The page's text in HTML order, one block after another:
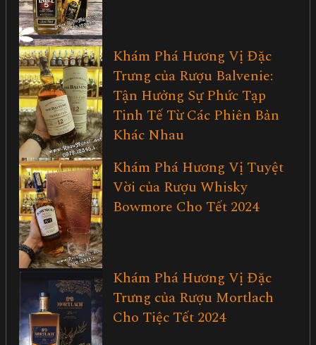
Khám Phá Hương Vị Đặc
Trưng của Rượu Balvenie:
Tận Hưởng Sự Phức Tạp
Tinh Tế Từ Các Phiên Bản
Khác Nhau
Khám Phá Hương Vị Tuyệt
Vời của Rượu Whisky
Bowmore Cho Tết 2024
Khám Phá Hương Vị Đặc
Trưng của Rượu Mortlach
Cho Tiệc Tết 2024